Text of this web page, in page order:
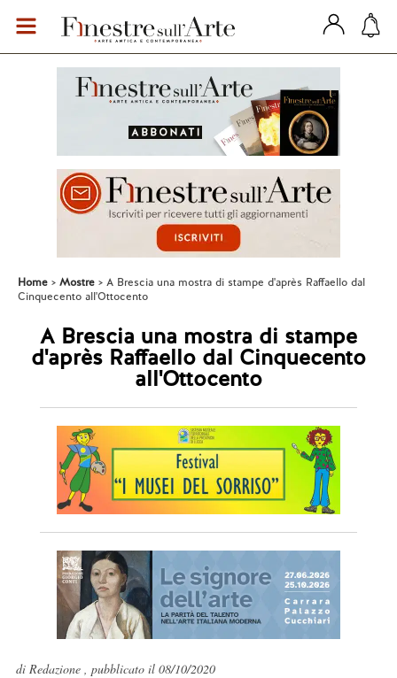
Home Mostre
A Brescia una mostra di stampe d'après Raffaello dal
Cinquecento all'Ottocento
A Brescia una mostra di stampe
d'après Raffaello dal Cinquecento
all'Ottocento
di Redazione , pubblicato il 08/10/2020